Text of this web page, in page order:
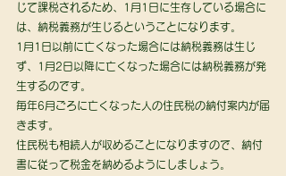
じて課税されるため、1月1日に生存している場合に
は、納税義務が生じるということになります。
1月1日以前に亡くなった場合には納税義務は生じ
ず、1月2日以降に亡くなった場合には納税義務が発
生するのです。
毎年6月ごろに亡くなった人の住民税の納付案内が届
きます。
住民税も相続人が収めることになりますので、納付
書に従って税金を納めるようにしましょう。